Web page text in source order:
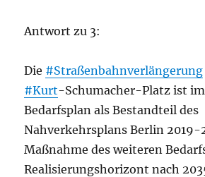
Antwort zu 3:
Die #Straßenbahnverlängerung
#Kurt-Schumacher-Platz ist im
Bedarfsplan als Bestandteil des
Nahverkehrsplans Berlin 2019-
Maßnahme des weiteren
Realisierungshorizont nach